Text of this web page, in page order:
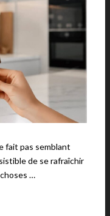
fait pas semblant
de se rafraîchir
…